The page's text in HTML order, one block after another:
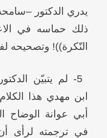
يدري الدكتور
ذلك حماسه في
النّكرة))! وتصحيحه
5- لم يتبيّن
ابن مهدي هذا
أبي عوانة الوضاح
في ترجمته لرأى